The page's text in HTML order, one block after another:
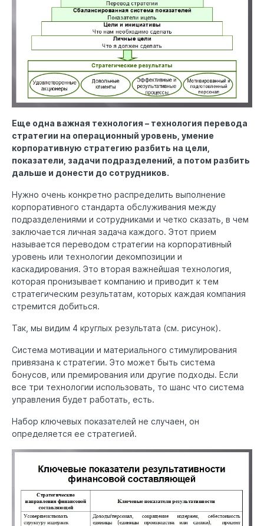
Еще одна важная технология – технология перевода
стратегии на операционный уровень, умение
корпоративную стратегию разбить на цели,
показатели, задачи подразделений, а потом разбить
дальше и донести до сотрудников.
Нужно очень конкретно распределить выполнение
корпоративного стандарта обслуживания между
подразделениями и сотрудниками и четко сказать, в чем
заключается личная задача каждого. Этот прием
называется переводом стратегии на корпоративный
уровень или технологии декомпозиции и
каскадирования. Это вторая важнейшая технология,
которая пронизывает компанию и приводит к тем
стратегическим результатам, которых каждая компания
стремится добиться.
Так, мы видим 4 круглых результата (см. рисунок).
Система мотивации и материального стимулирования
привязана к стратегии. Это может быть система
бонусов, или премирования или другие подходы. Если
все три технологии использовать, то шанс что система
управления будет работать, есть.
Набор ключевых показателей не случаен, он
определяется ее стратегией.